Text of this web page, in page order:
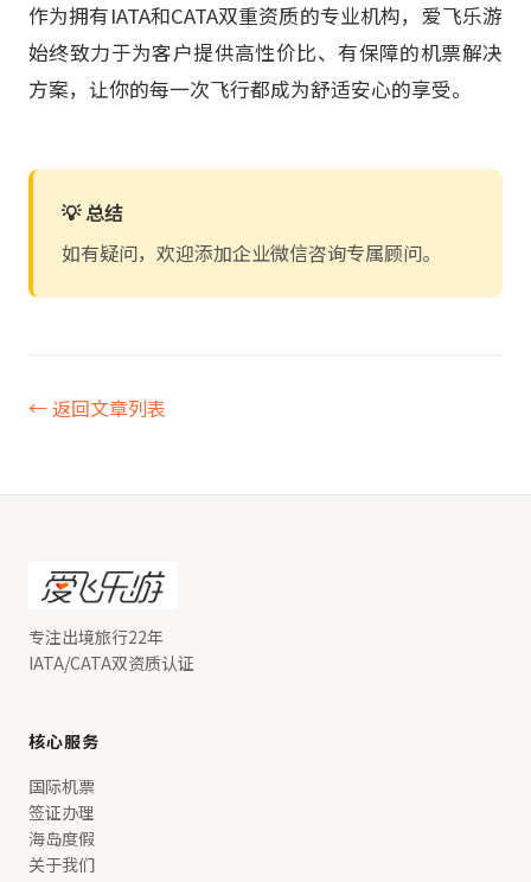
作为拥有IATA和CATA双重资质的专业机构，爱飞乐游
始终致力于为客户提供高性价比、有保障的机票解决
方案，让你的每一次飞行都成为舒适安心的享受。
💡 总结
如有疑问，欢迎添加企业微信咨询专属顾问。
← 返回文章列表
专注出境旅行22年
IATA/CATA双资质认证
核心服务
国际机票
签证办理
海岛度假
关于我们